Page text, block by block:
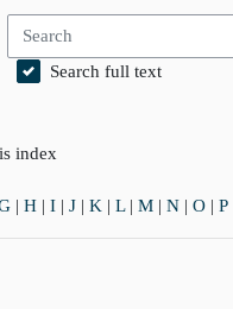
index
Search
Search full text
index
| H | I | J | K | L| M | N | O | P